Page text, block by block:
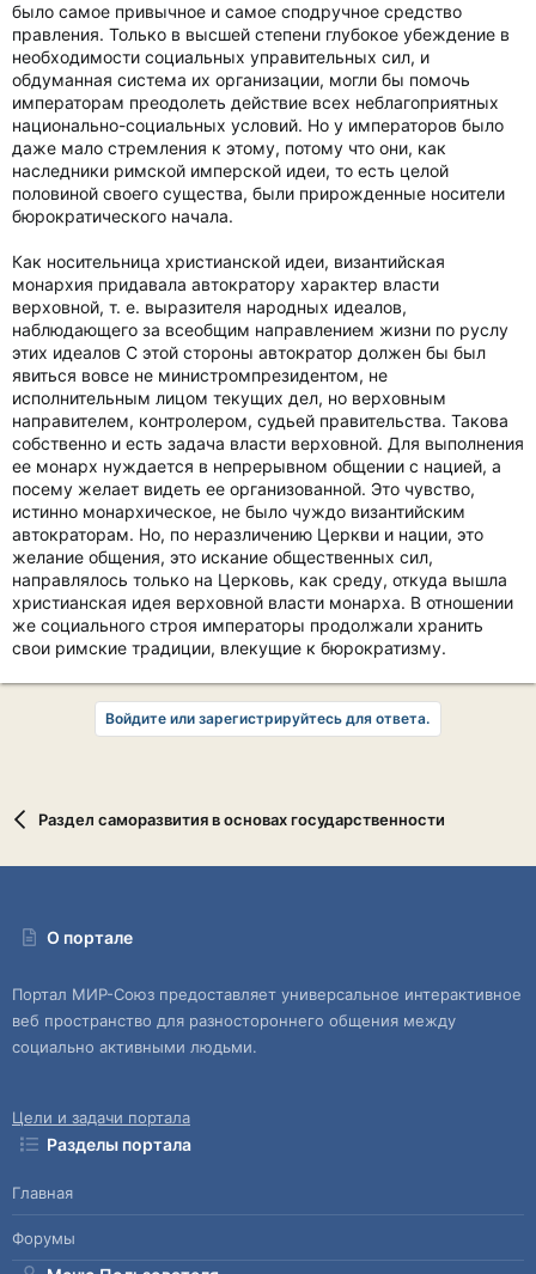
было самое привычное и самое сподручное средство
правления. Только в высшей степени глубокое убеждение в
необходимости социальных управительных сил, и
обдуманная система их организации, могли бы помочь
императорам преодолеть действие всех неблагоприятных
национально-социальных условий. Но у императоров было
даже мало стремления к этому, потому что они, как
наследники римской имперской идеи, то есть целой
половиной своего существа, были прирожденные носители
бюрократического начала.
Как носительница христианской идеи, византийская
монархия придавала автократору характер власти
верховной, т. е. выразителя народных идеалов,
наблюдающего за всеобщим направлением жизни по руслу
этих идеалов С этой стороны автократор должен бы был
явиться вовсе не министромпрезидентом, не
исполнительным лицом текущих дел, но верховным
направителем, контролером, судьей правительства. Такова
собственно и есть задача власти верховной. Для выполнения
ее монарх нуждается в непрерывном общении с нацией, а
посему желает видеть ее организованной. Это чувство,
истинно монархическое, не было чуждо византийским
автократорам. Но, по неразличению Церкви и нации, это
желание общения, это искание общественных сил,
направлялось только на Церковь, как среду, откуда вышла
христианская идея верховной власти монарха. В отношении
же социального строя императоры продолжали хранить
свои римские традиции, влекущие к бюрократизму.
Войдите или зарегистрируйтесь для ответа.
Раздел саморазвития в основах государственности
О портале
Портал МИР-Союз предоставляет универсальное интерактивное
веб пространство для разностороннего общения между
социально активными людьми.
Цели и задачи портала
Разделы портала
Главная
Форумы